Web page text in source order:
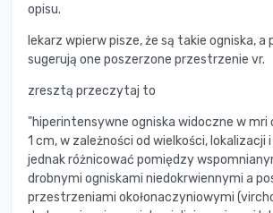
opisu.
lekarz wpierw pisze, że są takie ogniska, a
sugerują one poszerzone przestrzenie vr.
zresztą przeczytaj to
"hiperintensywne ogniska widoczne w mri
1 cm, w zależności od wielkości, lokalizacji
jednak różnicować pomiędzy
drobnymi ogniskami niedokrwiennymi a
przestrzeniami okołonaczyniowymi